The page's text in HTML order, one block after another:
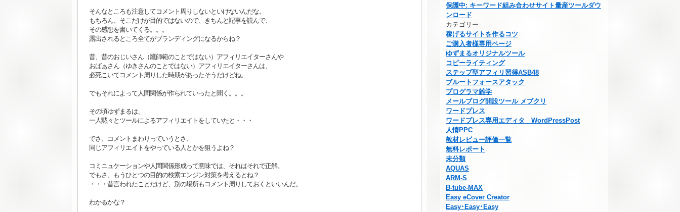
そんなところも注意してコメント周りしないといけないんだな。
もちろん、そこだけが目的ではないので、きちんと記事を読んで、
その感想を書いてくる。。。
露出されるところ全てがブランディングになるからね？
昔、昔のおじいさん（鷹師範のことではない）アフィリエイターさんや
おばぁさん（ゆきさんのことではない）アフィリエイターさんは、
必死こいてコメント周りした時期があったそうだけどね。
でもそれによって人間関係が作られていったと聞く。。。
その頃ゆずまるは、
一人黙々とツールによるアフィリエイトをしていたと・・・
でさ、コメントまわりっていうとさ、
同じアフィリエイトをやっている人とかを狙うよね？
コミニュケーションや人間関係形成って意味では、それはそれで正解。
でもさ、もうひとつの目的の検索エンジン対策を考えるとね？
・・・昔言われたことだけど、別の場所もコメント周りしておくといいんだ。
わかるかな？
保護中: キーワード組み合わせサイト量産ツールダウ
ンロード
カテゴリー
稼げるサイトを作るコツ
ご購入者様専用ページ
ゆずまるオリジナルツール
コピーライティング
ステップ型アフィリ習得ASB48
ブルートフォースアタック
プログラマ雑学
メールブログ開設ツール メブクリ
ワードプレス
ワードプレス専用エディタ WordPressPost
人情PPC
教材レビュー評価一覧
無料レポート
未分類
AQUAS
ARM-S
B-tube-MAX
Easy eCover Creator
Easy･Easy･Easy